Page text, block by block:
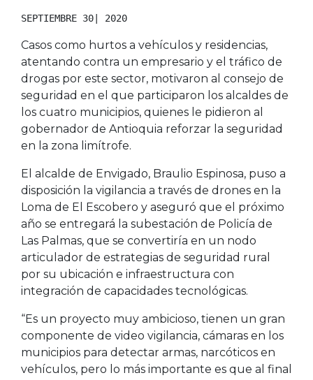
SEPTIEMBRE 30| 2020
Casos como hurtos a vehículos y residencias,
atentando contra un empresario y el tráfico de
drogas por este sector, motivaron al consejo de
seguridad en el que participaron los alcaldes de
los cuatro municipios, quienes le pidieron al
gobernador de Antioquia reforzar la seguridad
en la zona limítrofe.
El alcalde de Envigado, Braulio Espinosa, puso a
disposición la vigilancia a través de drones en la
Loma de El Escobero y aseguró que el próximo
año se entregará la subestación de Policía de
Las Palmas, que se convertiría en un nodo
articulador de estrategias de seguridad rural
por su ubicación e infraestructura con
integración de capacidades tecnológicas.
“Es un proyecto muy ambicioso, tienen un gran
componente de video vigilancia, cámaras en los
municipios para detectar armas, narcóticos en
vehículos, pero lo más importante es que al final